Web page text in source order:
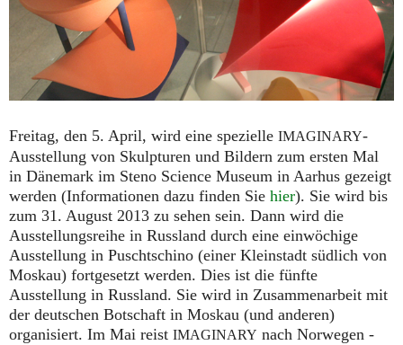
Ausstellungen
Mehr...
Neues Passwort anfordern
künftige
Ausstellungen
in
Dänemark,
Russland
Norwegen
Freitag, den 5. April, wird eine spezielle IMAGINARY-
Ausstellung von Skulpturen und Bildern zum ersten Mal
in Dänemark im Steno Science Museum in Aarhus gezeigt
werden (Informationen dazu finden Sie hier). Sie wird bis
zum 31. August 2013 zu sehen sein. Dann wird die
Ausstellungsreihe in Russland durch eine einwöchige
Ausstellung in Puschtschino (einer Kleinstadt südlich von
Moskau) fortgesetzt werden. Dies ist die fünfte
Ausstellung in Russland. Sie wird in Zusammenarbeit mit
der deutschen Botschaft in Moskau (und anderen)
organisiert. Im Mai reist IMAGINARY nach Norwegen -